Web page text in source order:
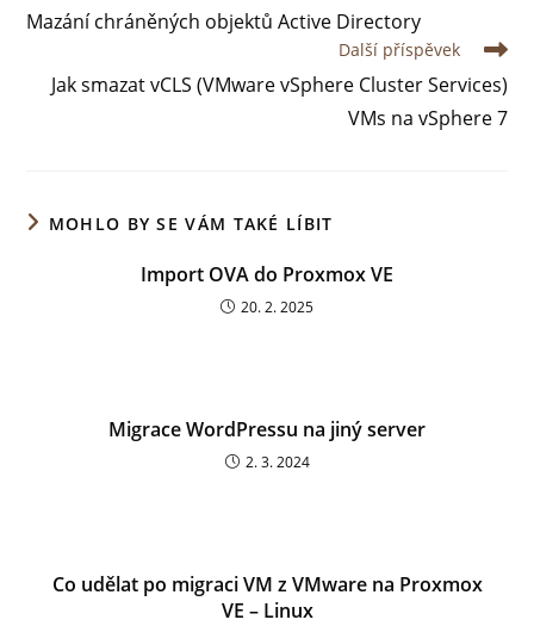
Mazání chráněných objektů Active Directory
Další příspěvek
Jak smazat vCLS (VMware vSphere Cluster Services)
VMs na vSphere 7
MOHLO BY SE VÁM TAKÉ LÍBIT
Import OVA do Proxmox VE
20. 2. 2025
Migrace WordPressu na jiný server
2. 3. 2024
Co udělat po migraci VM z VMware na Proxmox
VE – Linux